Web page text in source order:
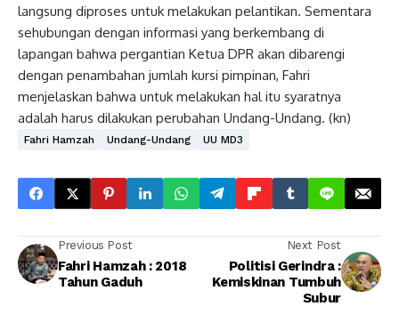
langsung diproses untuk melakukan pelantikan. Sementara
sehubungan dengan informasi yang berkembang di
lapangan bahwa pergantian Ketua DPR akan dibarengi
dengan penambahan jumlah kursi pimpinan, Fahri
menjelaskan bahwa untuk melakukan hal itu syaratnya
adalah harus dilakukan perubahan Undang-Undang. (kn)
Fahri Hamzah Undang-Undang UU MD3
Previous Post
Fahri Hamzah : 2018
Tahun Gaduh
Next Post
Politisi Gerindra :
Kemiskinan Tumbuh
Subur